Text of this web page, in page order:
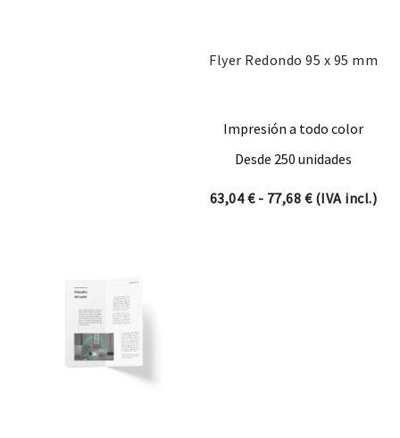
Flyer Redondo 95 x 95 mm
Impresión a todo color
Desde 250 unidades
63,04€ - 77,68 €Rango de
(IVA incl.)